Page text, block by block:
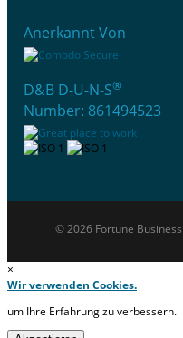
Anerkannt Von
D&B D-U-N-S®
Number: 861494523
© 2026 Fortune
×
Wir verwenden Cookies.
um Ihre Erfahrung zu verbessern.